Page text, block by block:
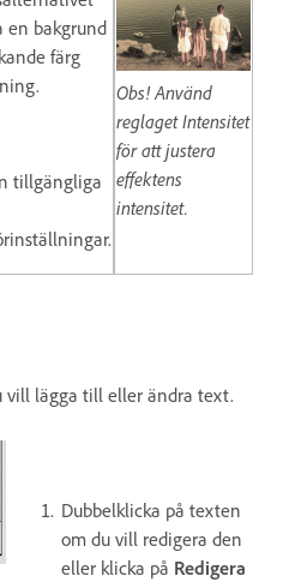
en bakgrund
färg
tillgängliga
Obs! Använd
reglaget Intensitet
för att justera
effektens
intensitet.
vill lägga till eller ändra text.
Dubbelklicka på texten
om du vill redigera den
eller klicka på Redigera